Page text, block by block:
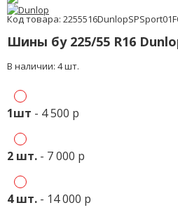
Код товара:
Шины бу 225/55 R16
В наличии: 4 шт.
1шт - 4 500 р
2 шт. - 7 000 р
4 шт. - 14 000 р